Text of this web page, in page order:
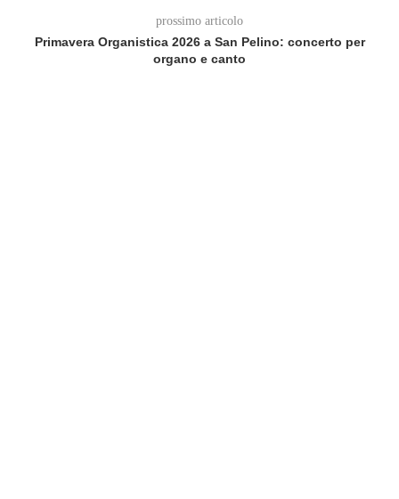
prossimo articolo
Primavera Organistica 2026 a San Pelino: concerto per
organo e canto